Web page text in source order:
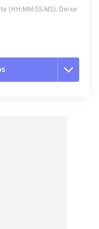
(HH:MM:SS.MS). Deixe